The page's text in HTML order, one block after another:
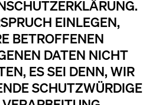
EINLEGEN,
BETROFFENEN
DATEN NICHT
ES SEI DENN, WIR
SCHUTZWÜRDIGE